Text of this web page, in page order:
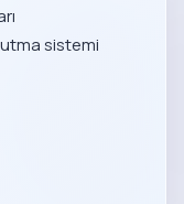
sistemi